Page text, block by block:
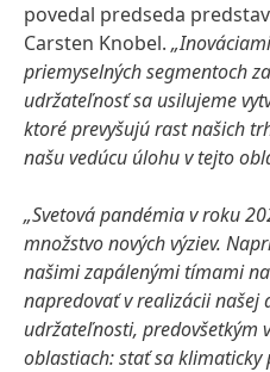
povedal predseda
Carsten Knobel.
priemyselných segmentoch
udržateľnosť sa usilujeme
ktoré prevyšujú rast našich
našu vedúcu úlohu v tejto
„Svetová pandémia v roku
množstvo nových výziev.
našimi zapálenými tímami
napredovať v realizácii našej
udržateľnosti, predovšetkým
oblastiach: stať sa klimaticky